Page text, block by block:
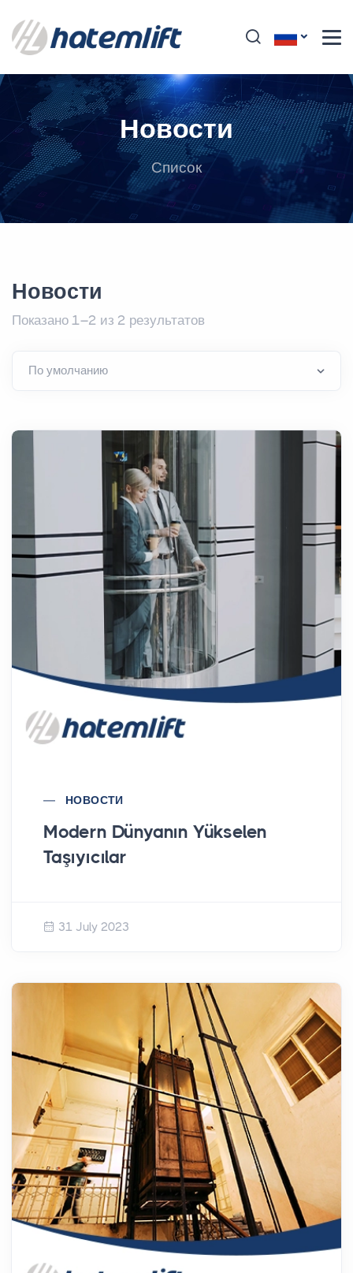
Новости
Список
Новости
Показано 1–2 из 2 результатов
НОВОСТИ
Modern Dünyanın Yükselen
Taşıyıcılar
31 July 2023